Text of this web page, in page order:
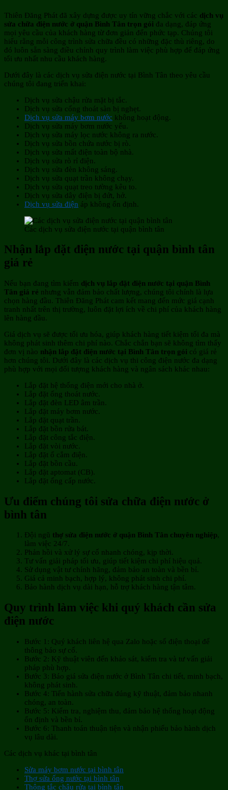
Thiên Đăng Phát đã xây dựng được uy tín vững chắc với các dịch vụ
sửa chữa điện nước ở quận Bình Tân trọn gói đa dạng, đáp ứng
mọi yêu cầu của khách hàng từ đơn giản đến phức tạp. Chúng tôi
hiểu rằng mỗi công trình sửa chữa đều có những đặc thù riêng, do
đó luôn sẵn sàng điều chỉnh quy trình làm việc phù hợp để đáp ứng
tối ưu nhất nhu cầu khách hàng.
Dưới đây là các dịch vụ sửa điện nước tại Bình Tân theo yêu cầu
chúng tôi đang triển khai:
Dịch vụ sửa chậu rửa mặt bị tắc.
Dịch vụ sửa cống thoát sàn bị nghẹt.
Dịch vụ sửa máy bơm nước không hoạt động.
Dịch vụ sửa máy bơm nước yếu.
Dịch vụ sửa máy lọc nước không ra nước.
Dịch vụ sửa bồn chứa nước bị rò.
Dịch vụ sửa mất điện toàn bộ nhà.
Dịch vụ sửa rò rỉ điện.
Dịch vụ sửa đèn không sáng.
Dịch vụ sửa quạt trần không chạy.
Dịch vụ sửa quạt treo tường kêu to.
Dịch vụ sửa dây điện bị đứt, hở.
Dịch vụ sửa điện áp không ổn định.
Các dịch vụ sửa điện nước tại quận bình tân
Nhận lắp đặt điện nước tại quận bình tân
giá rẻ
Nếu bạn đang tìm kiếm dịch vụ lắp đặt điện nước tại quận Bình
Tân giá rẻ nhưng vẫn đảm bảo chất lượng, chúng tôi chính là lựa
chọn hàng đầu. Thiên Đăng Phát cam kết mang đến mức giá cạnh
tranh nhất trên thị trường, luôn đặt lợi ích về chi phí của khách hàng
lên hàng đầu.
Giá dịch vụ sẽ được tối ưu hóa, giúp khách hàng tiết kiệm tối đa mà
không phát sinh thêm chi phí nào. Chắc chắn bạn sẽ không tìm thấy
đơn vị nào nhận lắp đặt điện nước tại Bình Tân trọn gói có giá rẻ
hơn chúng tôi. Dưới đây là các dịch vụ thi công điện nước đa dạng
phù hợp với mọi đối tượng khách hàng và ngân sách khác nhau:
Lắp đặt hệ thống điện mới cho nhà ở.
Lắp đặt ống thoát nước.
Lắp đặt đèn LED âm trần.
Lắp đặt máy bơm nước.
Lắp đặt quạt trần.
Lắp đặt bồn rửa bát.
Lắp đặt công tắc điện.
Lắp đặt vòi nước.
Lắp đặt ổ cắm điện.
Lắp đặt bồn cầu.
Lắp đặt aptomat (CB).
Lắp đặt ống cấp nước.
Ưu điểm chúng tôi sửa chữa điện nước ở
bình tân
Đội ngũ thợ sửa điện nước ở quận Bình Tân chuyên nghiệp,
làm việc 24/7.
Phản hồi và xử lý sự cố nhanh chóng, kịp thời.
Tư vấn giải pháp tối ưu, giúp tiết kiệm chi phí hiệu quả.
Sử dụng vật tư chính hãng, đảm bảo an toàn và bền bỉ.
Giá cả minh bạch, hợp lý, không phát sinh chi phí.
Bảo hành dịch vụ dài hạn, hỗ trợ khách hàng tận tâm.
Quy trình làm việc khi quý khách cần sửa
điện nước
Bước 1: Quý khách liên hệ qua Zalo hoặc số điện thoại để
thông báo sự cố.
Bước 2: Kỹ thuật viên đến khảo sát, kiểm tra và tư vấn giải
pháp phù hợp.
Bước 3: Báo giá sửa điện nước ở Bình Tân chi tiết, minh bạch,
không phát sinh.
Bước 4: Tiến hành sửa chữa đúng kỹ thuật, đảm bảo nhanh
chóng, an toàn.
Bước 5: Kiểm tra, nghiệm thu, đảm bảo hệ thống hoạt động
ổn định và bền bỉ.
Bước 6: Thanh toán thuận tiện và nhận phiếu bảo hành dịch
vụ lâu dài.
Các dịch vụ khác tại bình tân
Sửa máy bơm nước tại bình tân
Thợ sửa ống nước tại bình tân
Thông tắc chậu rửa tại bình tân